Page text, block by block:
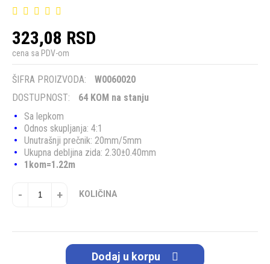
323,08 RSD
cena sa PDV-om
ŠIFRA PROIZVODA:
W0060020
DOSTUPNOST:
64 KOM na stanju
Sa lepkom
Odnos skupljanja: 4:1
Unutrašnji prečnik: 20mm/5mm
Ukupna debljina zida: 2.30±0.40mm
1kom=1.22m
- + KOLIČINA
Dodaj u korpu